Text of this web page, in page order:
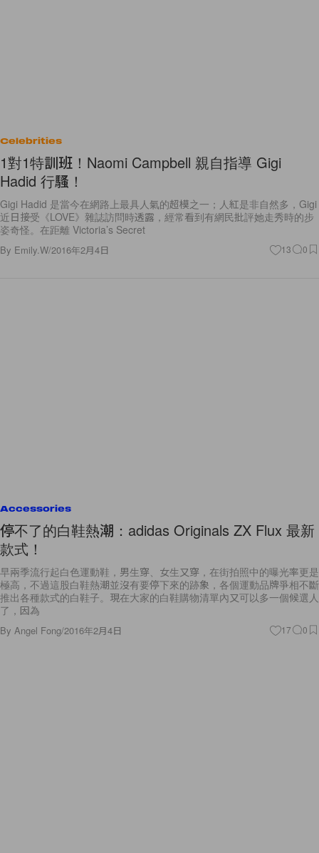
Celebrities
1對1特訓班！Naomi Campbell 親自指導 Gigi
Hadid 行騷！
Gigi Hadid 是當今在網路上最具人氣的超模之一；人紅是非自然多，Gigi
近日接受《LOVE》雜誌訪問時透露，經常看到有網民批評她走秀時的步
姿奇怪。在距離 Victoria’s Secret
By Emily.W/2016年2月4日 13 0
Accessories
停不了的白鞋熱潮：adidas Originals ZX Flux 最新
款式！
早兩季流行起白色運動鞋，男生穿、女生又穿，在街拍照中的曝光率更是
極高，不過這股白鞋熱潮並沒有要停下來的跡象，各個運動品牌爭相不斷
推出各種款式的白鞋子。現在大家的白鞋購物清單內又可以多一個候選人
了，因為
By Angel Fong/2016年2月4日 17 0